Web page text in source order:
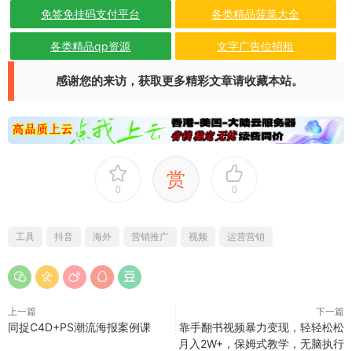
免签免挂码支付平台 各类精品菠菜大全
各类精品qp资源 文字广告位招租
感谢您的来访，获取更多精彩文章请收藏本站。
0 赏 0
工具 抖音 海外 营销推广 视频 运营营销
上一篇
同捉C4D+PS潮流海报案例课
下一篇
靠手翻书视频暴力变现，轻轻松松
月入2W+，保姆式教学，无脑执行